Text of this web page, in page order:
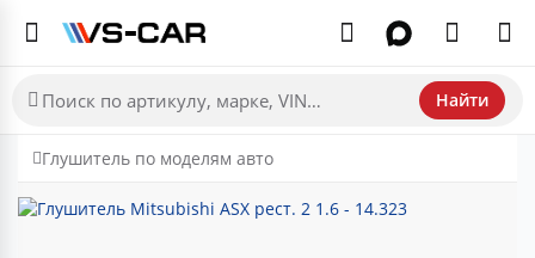
Найти
Глушитель по моделям авто